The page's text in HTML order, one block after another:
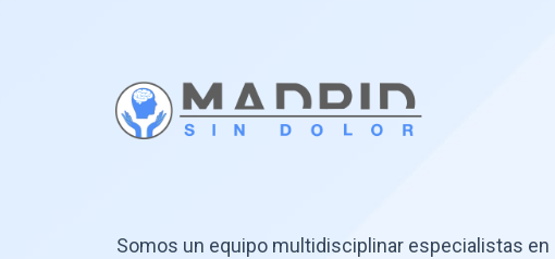
Somos un equipo multidisciplinar especialistas en